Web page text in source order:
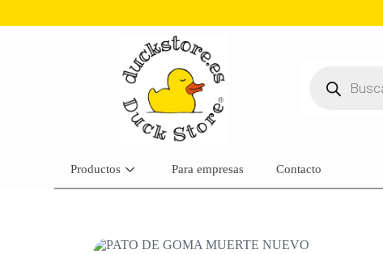
Productos Para empresas Contacto